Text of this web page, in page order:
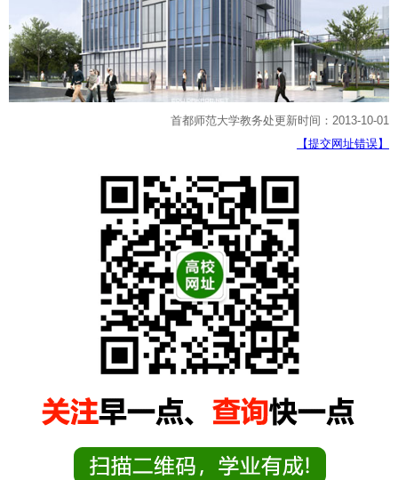
首都师范大学教务处更新时间：2013-10-01
【提交网址错误】